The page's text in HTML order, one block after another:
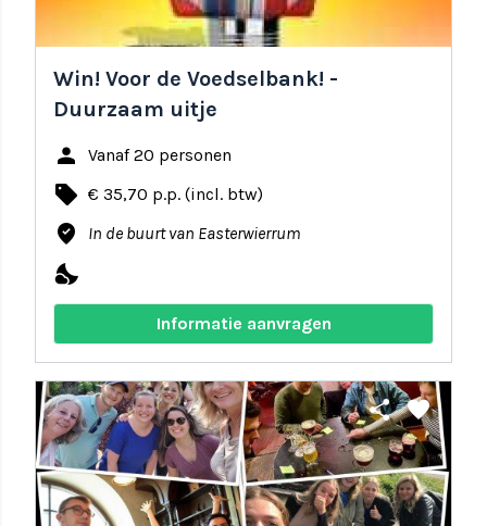
Win! Voor de Voedselbank! -
Duurzaam uitje
person Vanaf 20 personen
local_offer € 35,70 p.p. (incl. btw)
where_to_vote In de buurt van Easterwierrum
nights_stay
Informatie aanvragen
share favorite